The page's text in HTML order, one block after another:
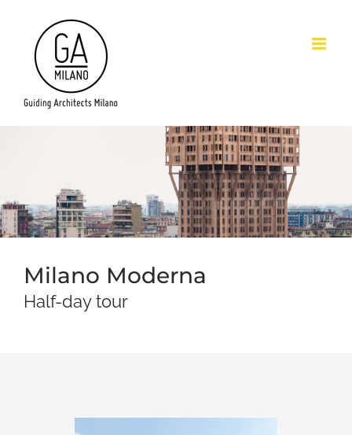
contenuto
Milano Moderna
Half-day tour